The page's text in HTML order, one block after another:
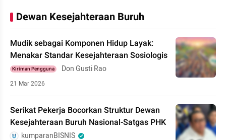
Dewan Kesejahteraan Buruh
Mudik sebagai Komponen Hidup Layak:
Menakar Standar Kesejahteraan Sosiologis
Kiriman Pengguna Don Gusti Rao
21 Mar 2026
Serikat Pekerja Bocorkan Struktur Dewan
Kesejahteraan Buruh Nasional-Satgas PHK
kumparanBISNIS